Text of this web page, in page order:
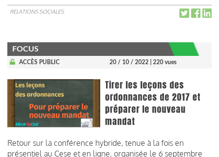
RELATIONS SOCIALES
FOCUS
ACCÈS PUBLIC 20 / 10 / 2022 | 220 vues
Tirer les leçons des
ordonnances de 2017 et
préparer le nouveau
mandat
Retour sur la conférence hybride, tenue à la fois en
présentiel au Cese et en ligne, organisée le 6 septembre